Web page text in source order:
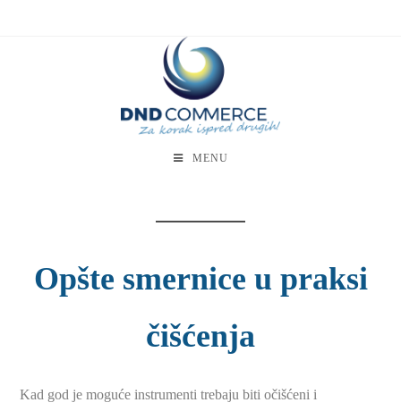
MENU
Opšte smernice u praksi
čišćenja
Kad god je moguće instrumenti trebaju biti očišćeni i